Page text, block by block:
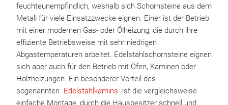
feuchteunempfindlich, weshalb sich Schornsteine aus dem
Metall für viele Einsatzzwecke eignen. Einer ist der Betrieb
mit einer modernen Gas- oder Ölheizung, die durch ihre
effiziente Betriebsweise mit sehr niedrigen
Abgastemperaturen arbeitet. Edelstahlschornsteine eignen
sich aber auch für den Betrieb mit Öfen, Kaminen oder
Holzheizungen. Ein besonderer Vorteil des
sogenannten Edelstahlkamins ist die vergleichsweise
einfache Montage, durch die Hausbesitzer schnell und